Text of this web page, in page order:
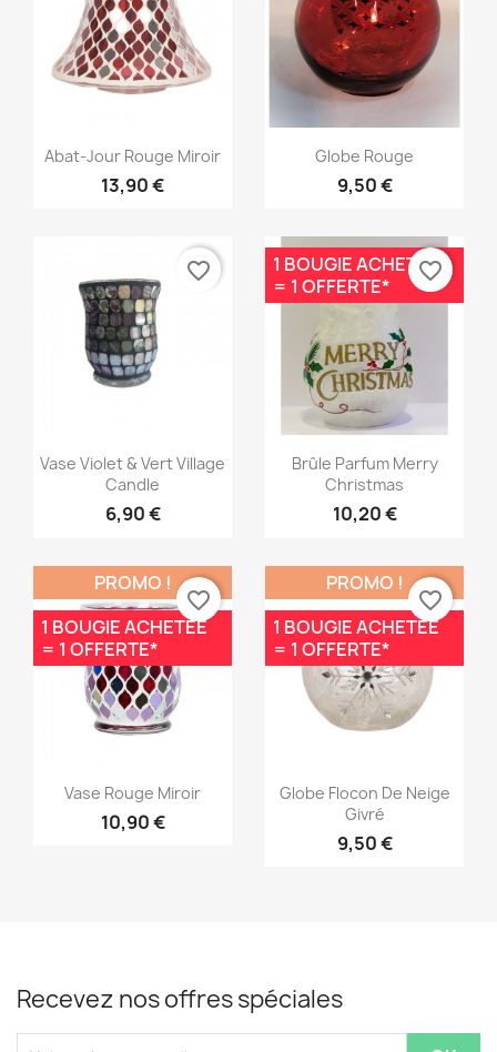
 Aperçu rapide
Abat-Jour Rouge Miroir
13,90 €
Aperçu rapide
Globe Rouge
9,50 €
Aperçu rapide
Vase Violet & Vert Village
Candle
6,90 €
favorite_border
Aperçu rapide
Brûle Parfum Merry
Christmas
10,20 €
1 BOUGIE ACHETÉE
= 1 OFFERTE*
favorite_border
Aperçu rapide
Vase Rouge Miroir
10,90 €
PROMO !
1 BOUGIE ACHETÉE
= 1 OFFERTE*
favorite_border
Aperçu rapide
Globe Flocon De Neige
Givré
9,50 €
PROMO !
1 BOUGIE ACHETÉE
= 1 OFFERTE*
favorite_border
Recevez nos offres spéciales